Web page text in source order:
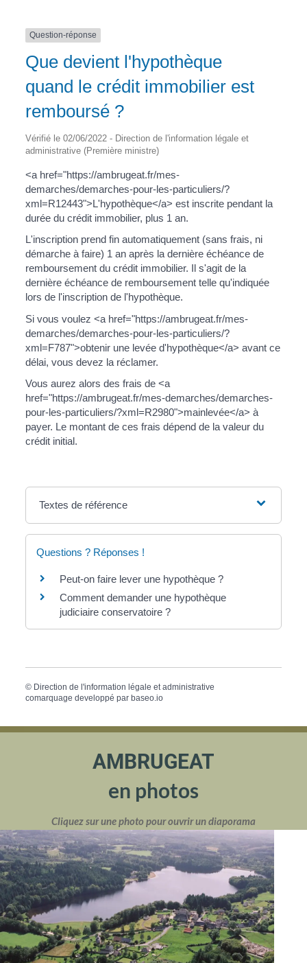
Question-réponse
Que devient l'hypothèque
quand le crédit immobilier est
remboursé ?
Vérifié le 02/06/2022 - Direction de l'information légale et
administrative (Première ministre)
<a href="https://ambrugeat.fr/mes-
demarches/demarches-pour-les-particuliers/?
xml=R12443">L'hypothèque</a> est inscrite pendant la
durée du crédit immobilier, plus 1 an.
L'inscription prend fin automatiquement (sans frais, ni
démarche à faire) 1 an après la dernière échéance de
remboursement du crédit immobilier. Il s'agit de la
dernière échéance de remboursement telle qu'indiquée
lors de l'inscription de l'hypothèque.
Si vous voulez <a href="https://ambrugeat.fr/mes-
demarches/demarches-pour-les-particuliers/?
xml=F787">obtenir une levée d'hypothèque</a> avant ce
délai, vous devez la réclamer.
Vous aurez alors des frais de <a
href="https://ambrugeat.fr/mes-demarches/demarches-
pour-les-particuliers/?xml=R2980">mainlevée</a> à
payer. Le montant de ces frais dépend de la valeur du
crédit initial.
Textes de référence
Questions ? Réponses !
Peut-on faire lever une hypothèque ?
Comment demander une hypothèque
judiciaire conservatoire ?
© Direction de l'information légale et administrative
comarquage developpé par baseo.io
AMBRUGEAT
en photos
Cliquez sur une photo pour ouvrir un diaporama